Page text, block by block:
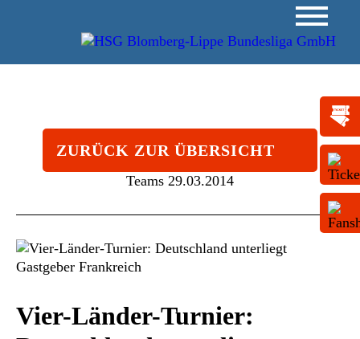
ZURÜCK ZUR ÜBERSICHT
Teams 29.03.2014
Vier-Länder-Turnier: